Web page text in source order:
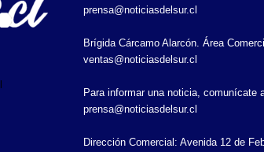
prensa@noticiasdelsur.cl
Brígida Cárcamo Alarcón. Área
ventas@noticiasdelsur.cl
Para informar una noticia, comunícate
prensa@noticiasdelsur.cl
Dirección Comercial: Avenida 12 de